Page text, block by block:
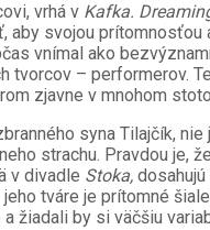
vrhá v Kafka.
svojou
vnímal ako
– performerov.
zjavne v mnohom
syna Tilajčík,
strachu. Pravdou je,
v divadle Stoka,
tváre je prítomné
žiadali by si väčšiu